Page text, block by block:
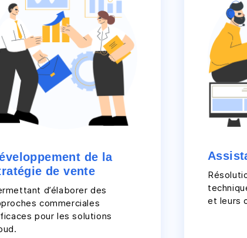
de la
de vente
d’élaborer des
commerciales
pour les solutions
et leurs